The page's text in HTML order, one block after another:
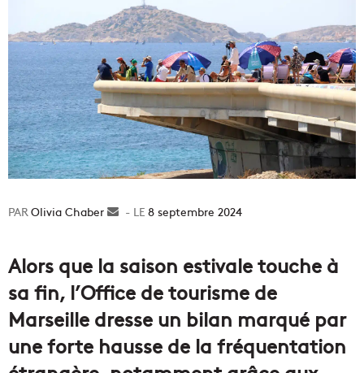
Olivia Chaber
Envoyer8 septembre 2024
Alors que la saison estivale touche à
sa fin, l’Office de tourisme de
Marseille dresse un bilan marqué par
une forte hausse de la fréquentation